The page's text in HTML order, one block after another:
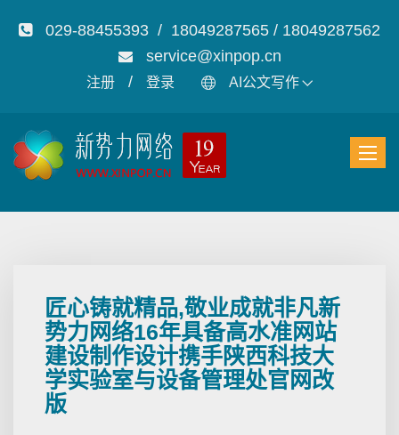
029-88455393 / 18049287565 / 18049287562
service@xinpop.cn
注册 / 登录 AI公文写作
匠心铸就精品,敬业成就非凡新
势力网络16年具备高水准网站
建设制作设计携手陕西科技大
学实验室与设备管理处官网改
版